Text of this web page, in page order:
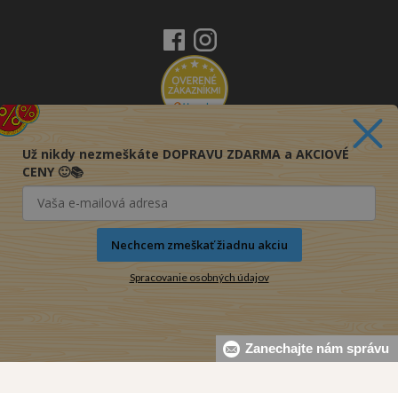
Zanechajte nám správu
Už nikdy nezmeškáte DOPRAVU ZDARMA a AKCIOVÉ
CENY 🙂📚
Nechcem zmeškať žiadnu akciu
Spracovanie osobných údajov